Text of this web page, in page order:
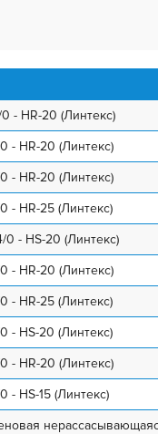
- HR-20 (Линтекс)
- HR-20 (Линтекс)
- HR-20 (Линтекс)
- HR-25 (Линтекс)
- HS-20 (Линтекс)
- HR-20 (Линтекс)
- HR-25 (Линтекс)
- HS-20 (Линтекс)
- HR-20 (Линтекс)
- HS-15 (Линтекс)